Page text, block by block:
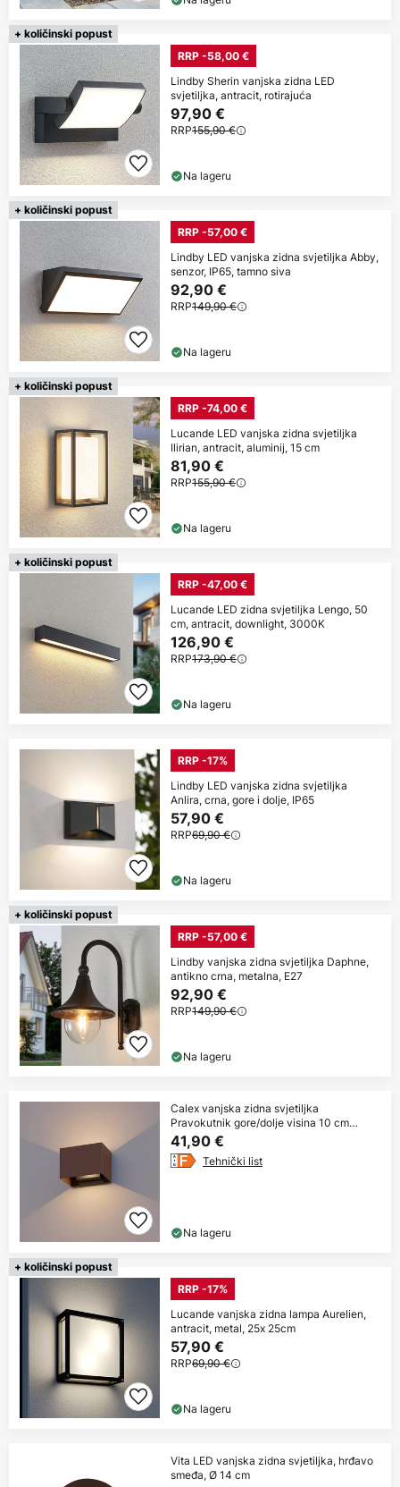
+ količinski popust
RRP -58,00 €
Lindby Sherin vanjska zidna LED
svjetiljka, antracit, rotirajuća
97,90 €
RRP155,90 €
Na lageru
+ količinski popust
RRP -57,00 €
Lindby LED vanjska zidna svjetiljka Abby,
senzor, IP65, tamno siva
92,90 €
RRP149,90 €
Na lageru
+ količinski popust
RRP -74,00 €
Lucande LED vanjska zidna svjetiljka
Ilirian, antracit, aluminij, 15 cm
81,90 €
RRP155,90 €
Na lageru
+ količinski popust
RRP -47,00 €
Lucande LED zidna svjetiljka Lengo, 50
cm, antracit, downlight, 3000K
126,90 €
RRP173,90 €
Na lageru
RRP -17%
Lindby LED vanjska zidna svjetiljka
Anlira, crna, gore i dolje, IP65
57,90 €
RRP69,90 €
Na lageru
+ količinski popust
RRP -57,00 €
Lindby vanjska zidna svjetiljka Daphne,
antikno crna, metalna, E27
92,90 €
RRP149,90 €
Na lageru
Calex vanjska zidna svjetiljka
Pravokutnik gore/dolje visina 10 cm
hrđavo
41,90 €
Tehnički list
Na lageru
+ količinski popust
RRP -17%
Lucande vanjska zidna lampa Aurelien,
antracit, metal, 25x 25cm
57,90 €
RRP69,90 €
Na lageru
Vita LED vanjska zidna svjetiljka, hrđavo
smeđa, Ø 14 cm